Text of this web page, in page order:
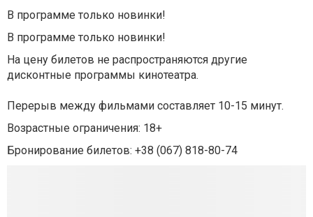
В программе только новинки!
В программе только новинки!
На цену билетов не распространяются другие
дисконтные программы кинотеатра.
Перерыв между фильмами составляет 10-15 минут.
Возрастные ограничения: 18+
Бронирование билетов: +38 (067) 818-80-74